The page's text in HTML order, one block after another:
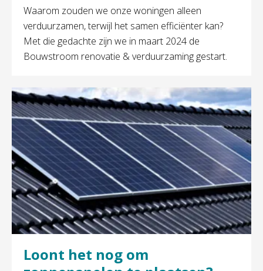
Waarom zouden we onze woningen alleen
verduurzamen, terwijl het samen efficiënter kan?
Met die gedachte zijn we in maart 2024 de
Bouwstroom renovatie & verduurzaming gestart.
Loont het nog om